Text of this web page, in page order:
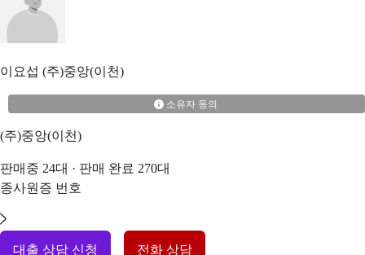
이요섭 (주)중앙(이천)
소유자 동의
(주)중앙(이천)
판매중 24대 · 판매 완료 270대
종사원증 번호
대출 상담 신청 전화 상담